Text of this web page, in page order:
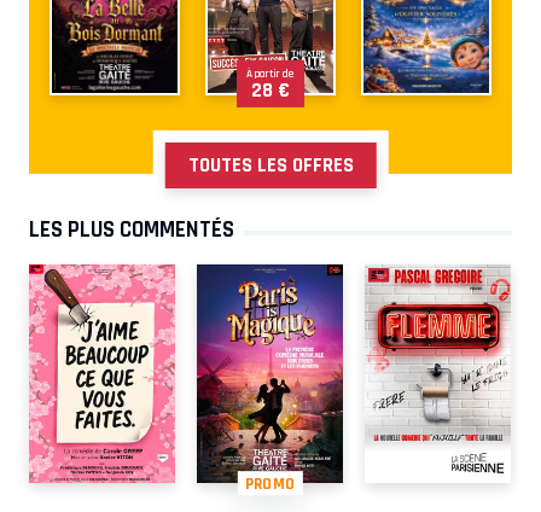
À partir de
28 €
TOUTES LES OFFRES
LES PLUS COMMENTÉS
PROMO